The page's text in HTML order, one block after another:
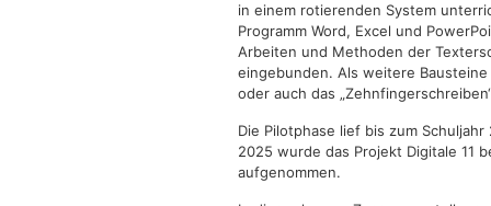
in einem rotierenden System
Programm Word, Excel und
Arbeiten und Methoden der
eingebunden. Als weitere
oder auch das
Die Pilotphase lief bis zum
2025 wurde das Projekt Digitale 11
aufgenommen.